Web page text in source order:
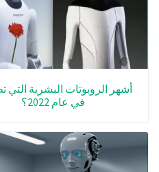
أشهر الروبوتات البشرية
في عام 2022؟